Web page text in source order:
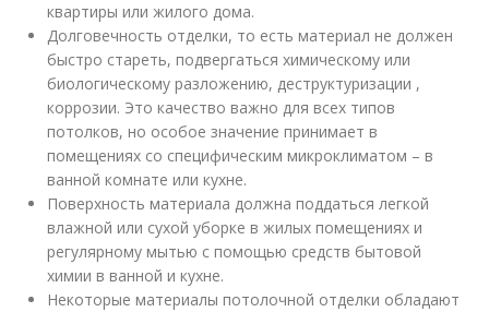
квартиры или жилого дома.
Долговечность отделки, то есть материал не должен
быстро стареть, подвергаться химическому или
биологическому разложению, деструктуризации ,
коррозии. Это качество важно для всех типов
потолков, но особое значение принимает в
помещениях со специфическим микроклиматом – в
ванной комнате или кухне.
Поверхность материала должна поддаться легкой
влажной или сухой уборке в жилых помещениях и
регулярному мытью с помощью средств бытовой
химии в ванной и кухне.
Некоторые материалы потолочной отделки обладают